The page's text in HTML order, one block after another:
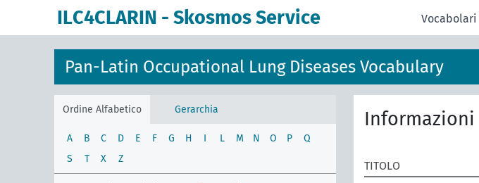
ILC4CLARIN - Skosmos Service Vocabolari
Pan-Latin Occupational Lung Diseases Vocabulary
Ordine Alfabetico Gerarchia
A B C D E F G H I L M N O P
Q
S
T X Z
TITOLO